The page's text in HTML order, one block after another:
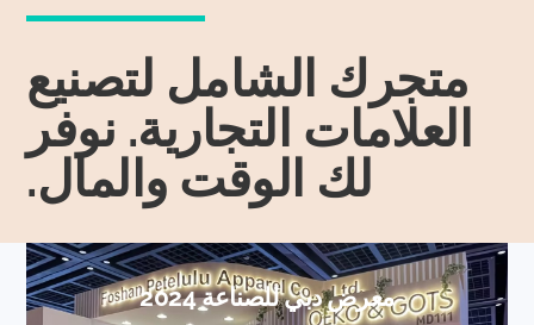
متجرك الشامل لتصنيع
العلامات التجارية. نوفر
لك الوقت والمال.
معرض دبي للصناعة 2024